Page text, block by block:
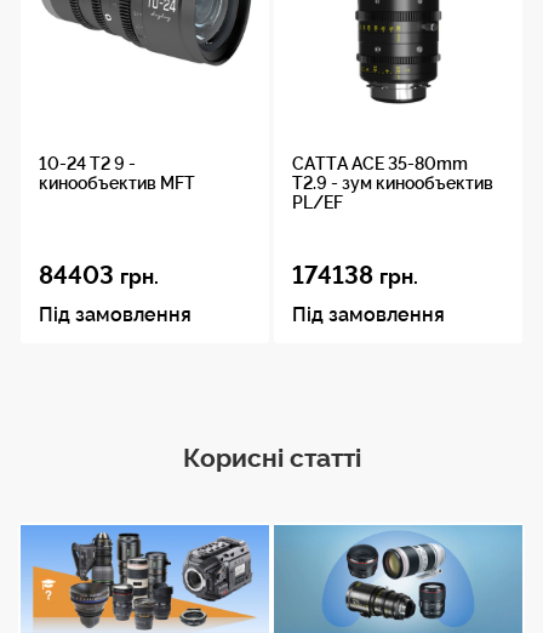
10-24 T2 9 -
кинообъектив MFT
84403 грн.
Під замовлення
CATTA ACE 35-80mm
T2.9 - зум кинообъектив
PL/EF
174138 грн.
Під замовлення
Корисні статті